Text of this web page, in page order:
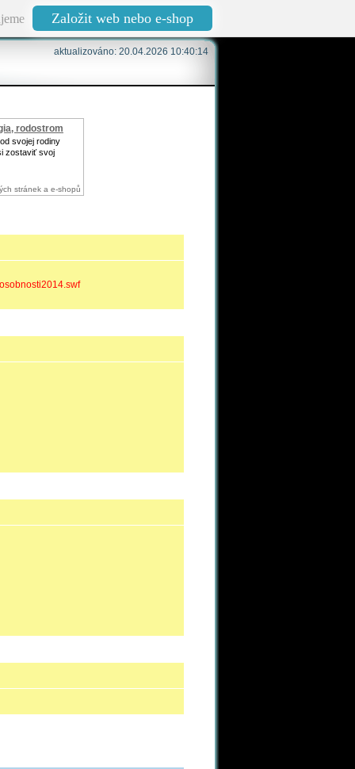
Založit web nebo e-shop
aktualizováno: 20.04.2026 10:40:14
rodostrom
svojej rodiny
zostaviť svoj
stránek a e-shopů